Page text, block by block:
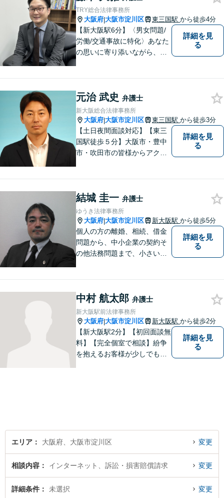
TRY総合法律事務所
大阪府|大阪市淀川区 東三国駅 から徒歩4分
【新大阪駅6分】〈男女問題/
労働/交通事故に特化〉あなた
の思いに寄り添いながら、明
据えた解決を目指します。
【メール・電話面談可】【東
三国駅4分】
詳細を見
る
元治 武史 弁護士
新大阪総合法律事務所
大阪府|大阪市淀川区 東三国駅 から徒歩3分
【土日夜間面談対応】【東三
国駅徒歩５分】大阪市・豊中
市・吹田市の皆様からアクセ
詳細を見
る
結城 圭一 弁護士
ゆうき法律事務所
大阪府|大阪市淀川区 新大阪駅 から徒歩5分
個人の方の離婚、相続、借金
問題から、中小企業の契約そ
の他法務問題まで、小さい事
す。
詳細を見
る
中村 航太郎 弁護士
新大阪駅前法律事務所
大阪府|大阪市淀川区 新大阪駅 から徒歩2分
【新大阪駅2分】【初回面談無
料】【完全個室で相談】紛争
を抱えるお客様が少しでも早
詳細を見
る
エリア 大阪府、大阪市淀川区 変更
相談内容 インターネット、訴訟・損害賠償請求 変更
詳細条件 未選択 変更